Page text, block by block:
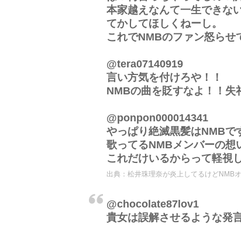
本家越えなんて一生できな
てかしてほしくねーし。
これでNMBのファン怒らせ
@tera07140919
言い方気を付けろや！！
NMBの曲を貶すなよ！！失
@ponpon000014341
やっぱり絶滅黒髪はNMBで
歌ってるNMBメンバーの想
これだけいるからって軽視
出典： 松井珠理奈が炎上してるけどNMB
@chocolate87lov1
貴女は誤解させるような発